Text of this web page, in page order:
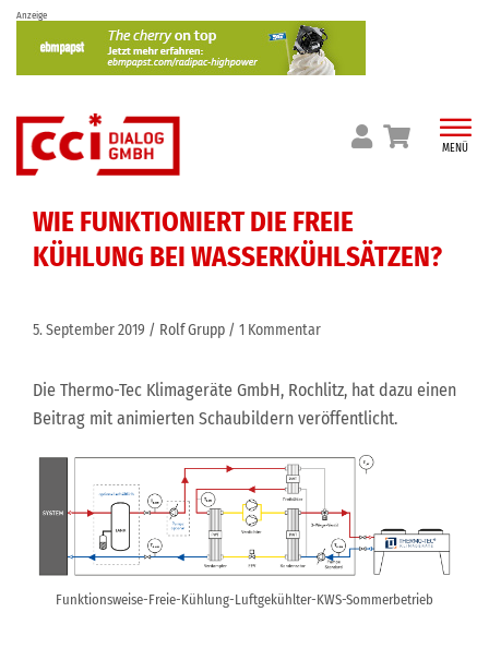
Skip
content
Anzeige
MENÜ
WIE FUNKTIONIERT DIE FREIE
KÜHLUNG BEI WASSERKÜHLSÄTZEN?
5. September 2019 Rolf Grupp 1 Kommentar
Die Thermo-Tec Klimageräte GmbH, Rochlitz, hat dazu einen
Beitrag mit animierten Schaubildern veröffentlicht.
Funktionsweise-Freie-Kühlung-Luftgekühlter-KWS-Sommerbetrieb